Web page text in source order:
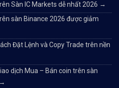
Sàn IC Markets dễ nhất 2026 →
sàn Binance 2026 được giảm
Đặt Lệnh và Copy Trade trên nền
dịch Mua – Bán coin trên sàn
→